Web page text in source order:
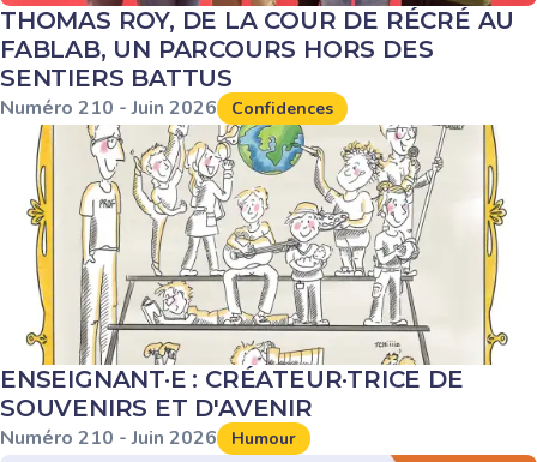
THOMAS ROY, DE LA COUR DE RÉCRÉ AU
FABLAB, UN PARCOURS HORS DES
SENTIERS BATTUS
Numéro 210 - Juin 2026 Confidences
ENSEIGNANT·E : CRÉATEUR·TRICE DE
SOUVENIRS ET D'AVENIR
Numéro 210 - Juin 2026 Humour